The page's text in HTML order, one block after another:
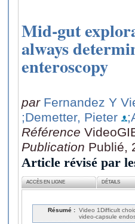
Mid-gut
always
enteroscopy
par Fernandez Y
;Demetter, Pieter
Référence
Publication Publié,
Article révisé par
ACCÈS EN LIGNE DÉTAILS
Résumé : Video 1Difficult
video-capsule